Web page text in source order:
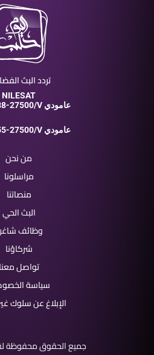
تردد البث
NILESAT
12688-27500/V عامودي
11555-27500/V عامودي
من نحن
مراسلونا
منصاتنا
البث الحي
وظائف
شركاؤنا
تواصل معنا
سياسة
الإبلاغ عن سلوك
جميع الحقوق محفوظة